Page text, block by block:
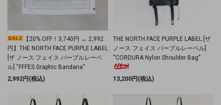
【20% OFF！3,740円 → 2,992
円】THE NORTH FACE PURPLE LABEL
[ザ ノース フェイス パープルレーベ
ル] ''FFFES Graphic Bandana''
2,992円(税込)
THE NORTH FACE PURPLE LABEL [ザ
ノース フェイス パープルレーベル]
''CORDURA Nylon Shoulder Bag''
13,200円(税込)